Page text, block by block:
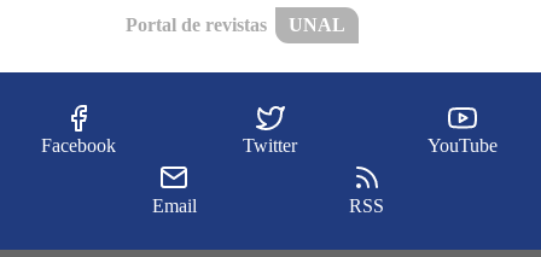
Portal de revistas UNAL
Facebook Twitter YouTube
Email RSS